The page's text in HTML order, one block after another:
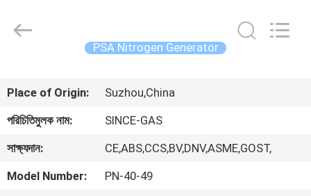
পণ্য
Technology
Co.,Ltd.
PSA Nitrogen Generator
Place of Origin:
Suzhou,China
পরিচিতিমুলক নাম:
SINCE-GAS
সাক্ষ্যদান:
CE,ABS,CCS,BV,DNV,ASME,GOST,
Model Number:
PN-40-49